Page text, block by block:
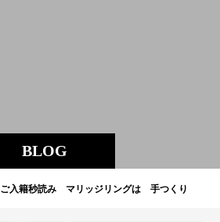
BLOG
ご入籍秒読み マリッジリングは 手つくり